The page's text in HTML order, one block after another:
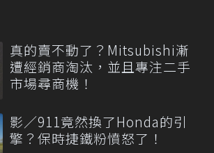
真的賣不動了？Mitsubishi漸
遭經銷商淘汰，並且專注二手
市場尋商機！
影／911竟然換了Honda的引
擎？保時捷鐵粉憤怒了！